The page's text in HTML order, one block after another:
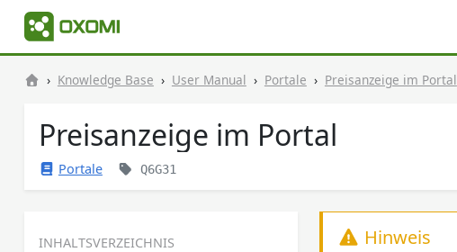
Knowledge Base User Manual Portale Preisanzeige im Portal
Preisanzeige im Portal
Portale Q6G31
INHALTSVERZEICHNIS
Hinweis